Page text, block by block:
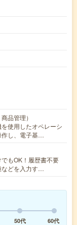
品管理）
使用したオペレーシ
作し、電子基…
もOK！履歴書不要
などを入力す…
50代 60代